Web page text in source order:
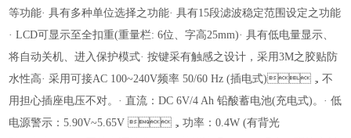
等功能· 具有多种单位选择之功能· 具有15段滤波稳定范围设定之功能
· LCD可显示至全扣重(重量栏: 6位、字高25mm)· 具有低电量显示、
将自动关机、进入保护模式· 按键采有触感之设计，采用3M之胶贴防
水性高· 采用可接AC 100~240V频率 50/60 Hz (插电式)，不
用担心插座电压不对。 · 直流：DC 6V/4 Ah 铅酸蓄电池(充电式)。 · 低
电源警示：5.90V~5.65V ，功率：0.4W (有背光